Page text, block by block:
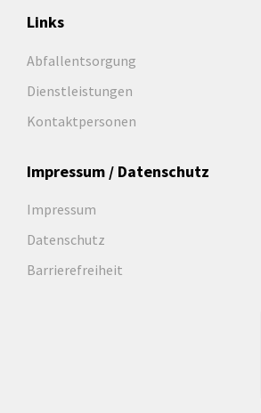
Links
Abfallentsorgung
Dienstleistungen
Kontaktpersonen
Impressum / Datenschutz
Impressum
Datenschutz
Barrierefreiheit